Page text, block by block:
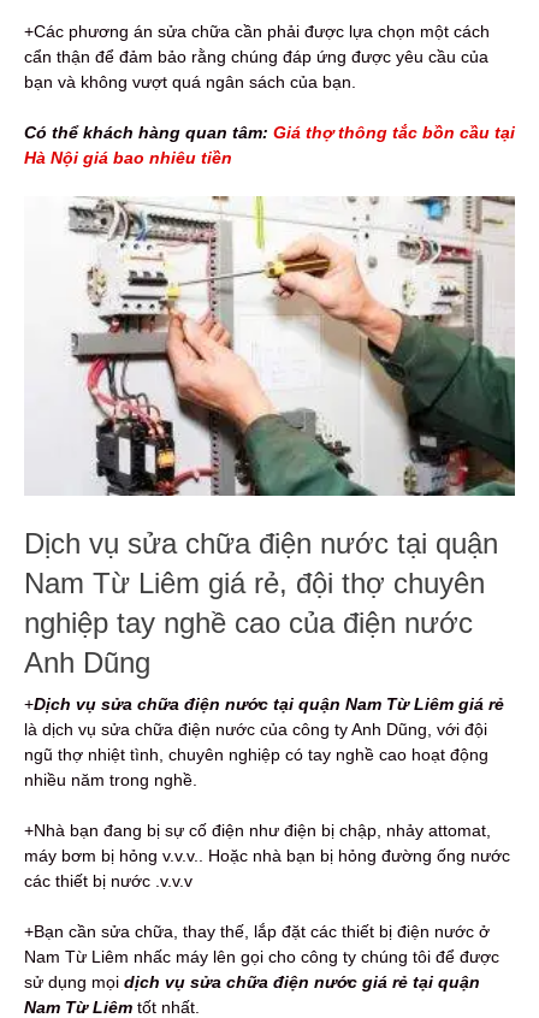
+Các phương án sửa chữa cần phải được lựa chọn một cách
cẩn thận để đảm bảo rằng chúng đáp ứng được yêu cầu của
bạn và không vượt quá ngân sách của bạn.
Có thể khách hàng quan tâm: Giá thợ thông tắc bồn cầu tại
Hà Nội giá bao nhiêu tiền
Dịch vụ sửa chữa điện nước tại quận
Nam Từ Liêm giá rẻ, đội thợ chuyên
nghiệp tay nghề cao của điện nước
Anh Dũng
+Dịch vụ sửa chữa điện nước tại quận Nam Từ Liêm giá rẻ
là dịch vụ sửa chữa điện nước của công ty Anh Dũng, với đội
ngũ thợ nhiệt tình, chuyên nghiệp có tay nghề cao hoạt động
nhiều năm trong nghề.
+Nhà bạn đang bị sự cố điện như điện bị chập, nhảy attomat,
máy bơm bị hỏng v.v.v.. Hoặc nhà bạn bị hỏng đường ống nước
các thiết bị nước .v.v.v
+Bạn cần sửa chữa, thay thế, lắp đặt các thiết bị điện nước ở
Nam Từ Liêm nhấc máy lên gọi cho công ty chúng tôi để được
sử dụng mọi dịch vụ sửa chữa điện nước giá rẻ tại quận
Nam Từ Liêm tốt nhất.